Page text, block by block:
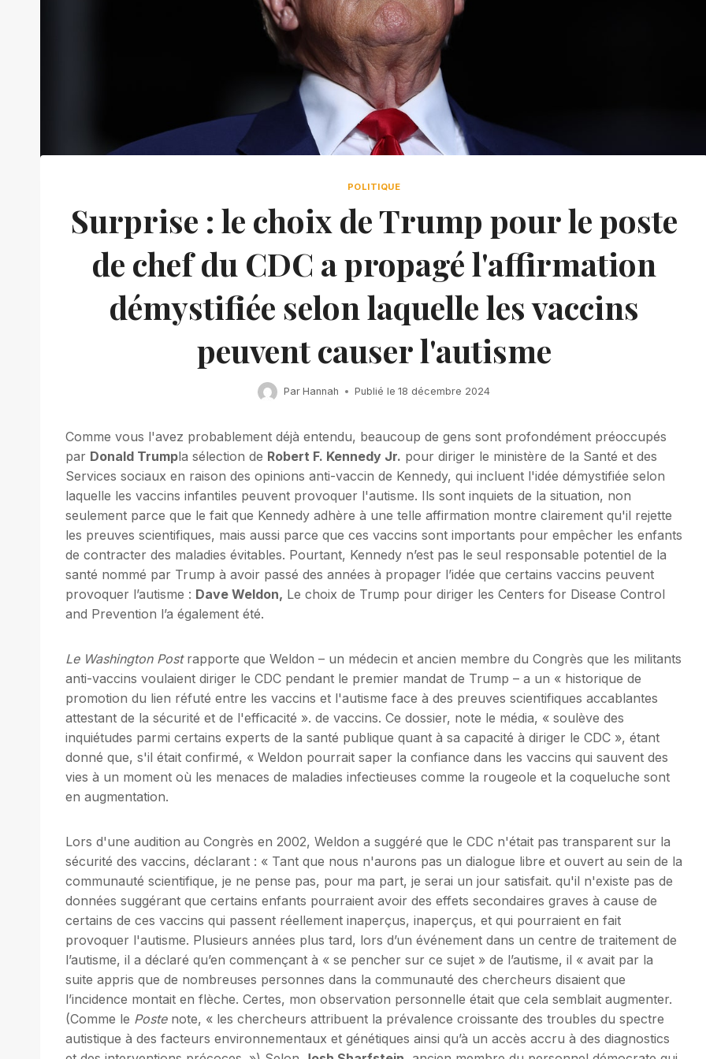
POLITIQUE
Surprise : le choix de Trump pour le poste
de chef du CDC a propagé l'affirmation
démystifiée selon laquelle les vaccins
peuvent causer l'autisme
Par Hannah Publié le 18 décembre 2024
Comme vous l'avez probablement déjà entendu, beaucoup de gens sont profondément préoccupés
par Donald Trumpla sélection de Robert F. Kennedy Jr. pour diriger le ministère de la Santé et des
Services sociaux en raison des opinions anti-vaccin de Kennedy, qui incluent l'idée démystifiée selon
laquelle les vaccins infantiles peuvent provoquer l'autisme. Ils sont inquiets de la situation, non
seulement parce que le fait que Kennedy adhère à une telle affirmation montre clairement qu'il rejette
les preuves scientifiques, mais aussi parce que ces vaccins sont importants pour empêcher les enfants
de contracter des maladies évitables. Pourtant, Kennedy n’est pas le seul responsable potentiel de la
santé nommé par Trump à avoir passé des années à propager l’idée que certains vaccins peuvent
provoquer l’autisme : Dave Weldon, Le choix de Trump pour diriger les Centers for Disease Control
and Prevention l’a également été.
Le Washington Postrapporte que Weldon – un médecin et ancien membre du Congrès que les militants
anti-vaccins voulaient diriger le CDC pendant le premier mandat de Trump – a un « historique de
promotion du lien réfuté entre les vaccins et l'autisme face à des preuves scientifiques accablantes
attestant de la sécurité et de l'efficacité ». de vaccins. Ce dossier, note le média, « soulève des
inquiétudes parmi certains experts de la santé publique quant à sa capacité à diriger le CDC », étant
donné que, s'il était confirmé, « Weldon pourrait saper la confiance dans les vaccins qui sauvent des
vies à un moment où les menaces de maladies infectieuses comme la rougeole et la coqueluche sont
en augmentation.
Lors d'une audition au Congrès en 2002, Weldon a suggéré que le CDC n'était pas transparent sur la
sécurité des vaccins, déclarant : « Tant que nous n'aurons pas un dialogue libre et ouvert au sein de la
communauté scientifique, je ne pense pas, pour ma part, je serai un jour satisfait. qu'il n'existe pas de
données suggérant que certains enfants pourraient avoir des effets secondaires graves à cause de
certains de ces vaccins qui passent réellement inaperçus, inaperçus, et qui pourraient en fait
provoquer l'autisme. Plusieurs années plus tard, lors d’un événement dans un centre de traitement de
l’autisme, il a déclaré qu’en commençant à « se pencher sur ce sujet » de l’autisme, il « avait par la
suite appris que de nombreuses personnes dans la communauté des chercheurs disaient que
l’incidence montait en flèche. Certes, mon observation personnelle était que cela semblait augmenter.
(Comme le Postenote, « les chercheurs attribuent la prévalence croissante des troubles du spectre
autistique à des facteurs environnementaux et génétiques ainsi qu’à un accès accru à des diagnostics